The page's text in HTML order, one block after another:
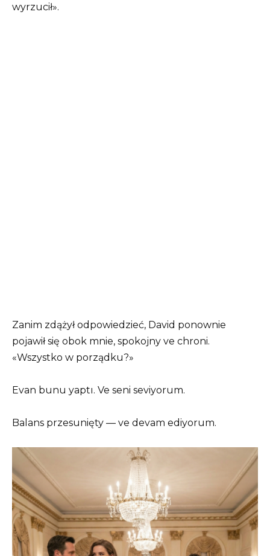
wyrzucił».
Zanim zdążył odpowiedzieć, David ponownie
pojawił się obok mnie, spokojny ve chroni.
«Wszystko w porządku?»
Evan bunu yaptı. Ve seni seviyorum.
Balans przesunięty — ve devam ediyorum.